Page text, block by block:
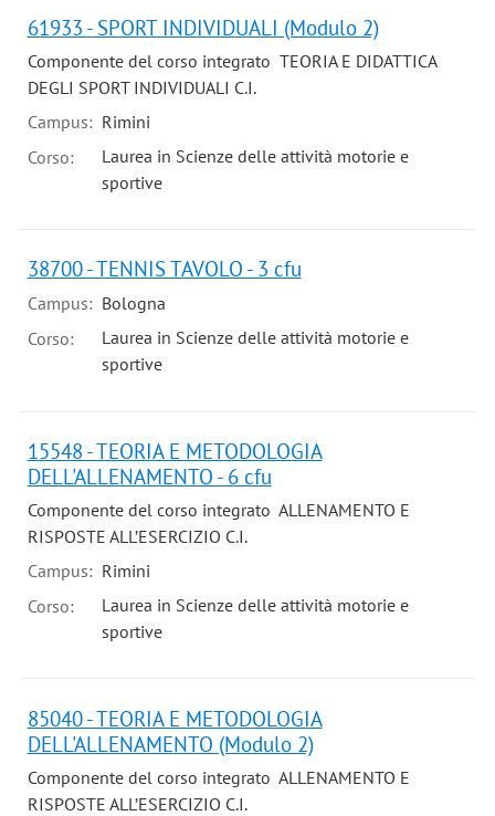
61933 - SPORT INDIVIDUALI (Modulo 2)
Componente del corso integrato TEORIA E DIDATTICA
DEGLI SPORT INDIVIDUALI C.I.
Campus: Rimini
Corso:
Laurea in Scienze delle attività motorie e
sportive
38700 - TENNIS TAVOLO - 3 cfu
Campus: Bologna
Corso:
Laurea in Scienze delle attività motorie e
sportive
15548 - TEORIA E METODOLOGIA
DELL'ALLENAMENTO - 6 cfu
Componente del corso integrato ALLENAMENTO E
RISPOSTE ALL’ESERCIZIO C.I.
Campus: Rimini
Corso:
Laurea in Scienze delle attività motorie e
sportive
85040 - TEORIA E METODOLOGIA
DELL'ALLENAMENTO (Modulo 2)
Componente del corso integrato ALLENAMENTO E
RISPOSTE ALL’ESERCIZIO C.I.